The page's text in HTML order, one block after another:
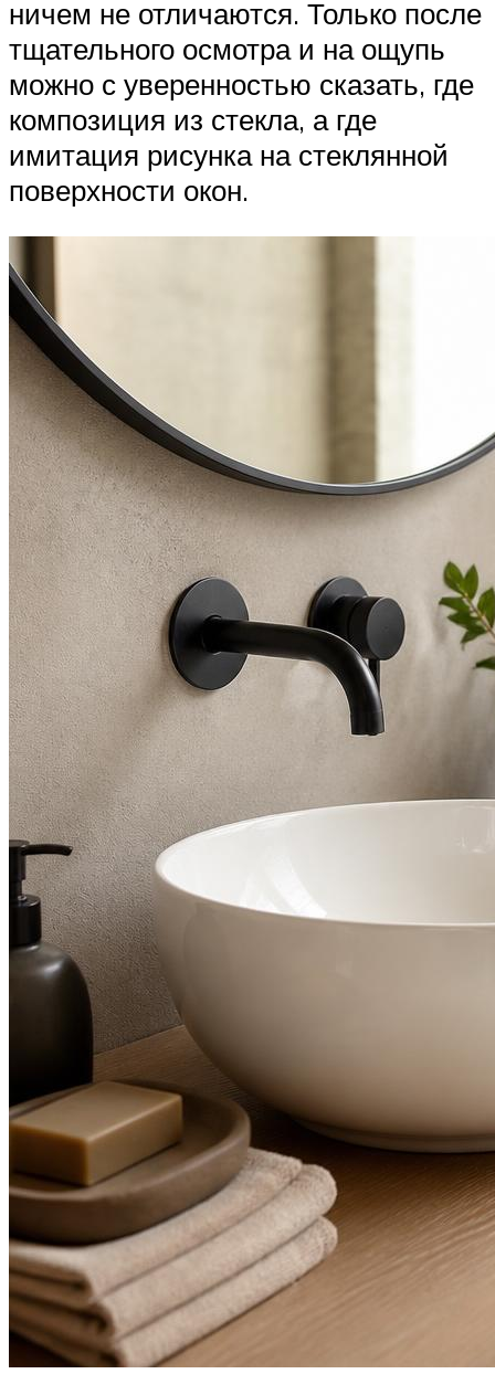
ничем не отличаются. Только после
тщательного осмотра и на ощупь
можно с уверенностью сказать, где
композиция из стекла, а где
имитация рисунка на стеклянной
поверхности окон.